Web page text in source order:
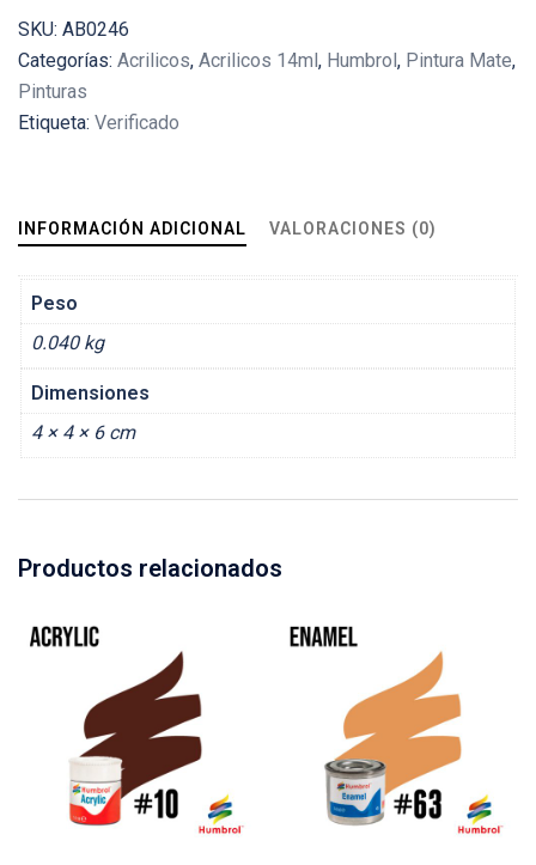
(Matt)
-
14ml
cantidad
SKU: AB0246
Categorías: Acrilicos, Acrilicos 14ml, Humbrol, Pintura Mate,
Pinturas
Etiqueta: Verificado
INFORMACIÓN ADICIONAL VALORACIONES (0)
Peso
0.040 kg
Dimensiones
4 × 4 × 6 cm
Productos relacionados